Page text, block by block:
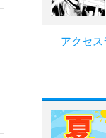
アクセ